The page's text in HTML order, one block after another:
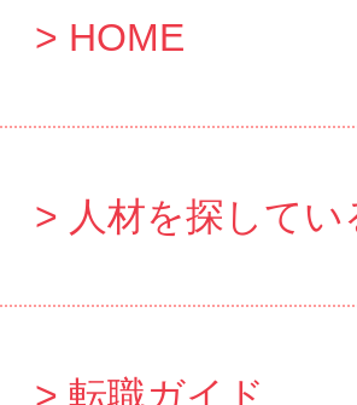
HOME
人材を探して
転職ガイド